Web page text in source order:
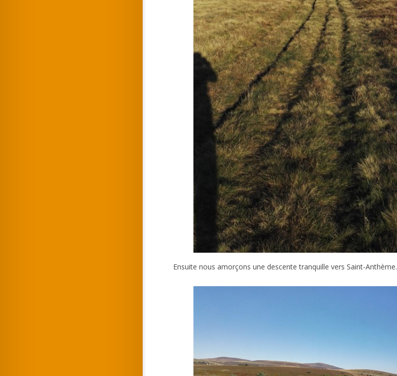
Ensuite nous amorçons une descente tranquille vers Saint-Anthème.